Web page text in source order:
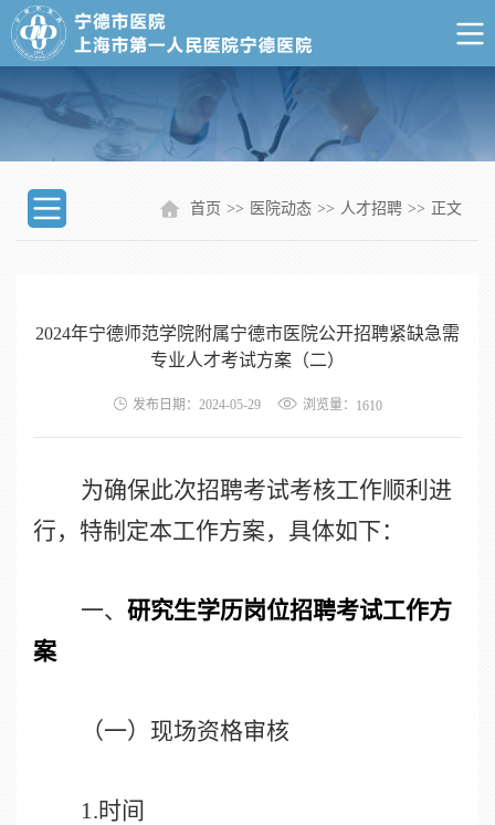
首页 >> 医院动态 >> 人才招聘 >> 正文
2024年宁德师范学院附属宁德市医院公开招聘紧缺急需
专业人才考试方案（二）
发布日期：2024-05-29 浏览量： 1610
为确保此次招聘考试考核工作顺利进
行，特制定本工作方案，具体如下：
一、 研究生学历岗位招聘考试工作方
案
（一）现场资格审核
1.时间